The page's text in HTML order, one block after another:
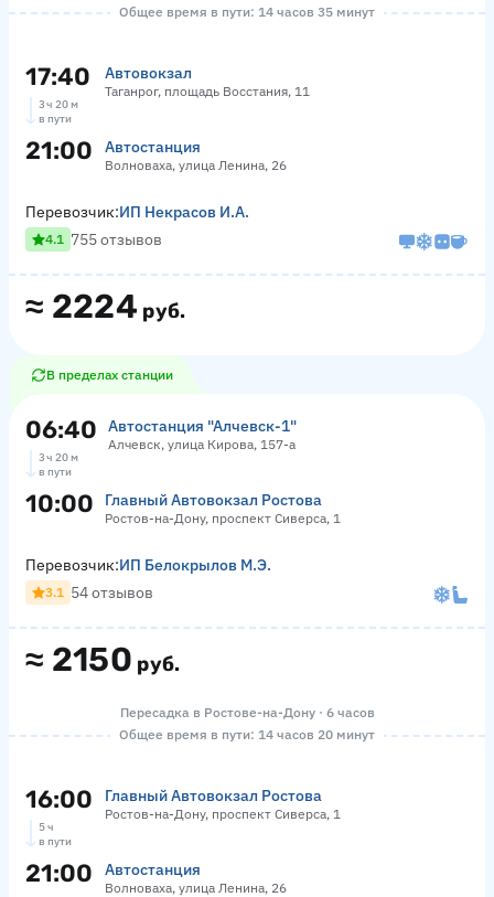
Общее время в пути: 14 часов 35 минут
17:40 Автовокзал
Таганрог, площадь Восстания, 11
3 ч 20 м
в пути
21:00 Автостанция
Волноваха, улица Ленина, 26
≈ 2224 руб.
Перевозчик:ИП Некрасов И.А.
4.1 755 отзывов
В пределах станции
06:40 Автостанция "Алчевск-1"
Алчевск, улица Кирова, 157-а
3 ч 20 м
в пути
10:00 Главный Автовокзал Ростова
Ростов-на-Дону, проспект Сиверса, 1
≈ 2150 руб.
Перевозчик:ИП Белокрылов М.Э.
3.1 54 отзывов
Пересадка в Ростове-на-Дону · 6 часов
Общее время в пути: 14 часов 20 минут
16:00 Главный Автовокзал Ростова
Ростов-на-Дону, проспект Сиверса, 1
5 ч
в пути
21:00 Автостанция
Волноваха, улица Ленина, 26